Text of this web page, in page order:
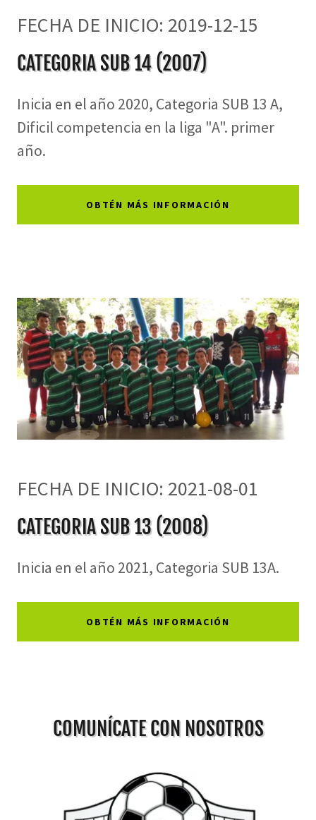
FECHA DE INICIO: 2019-12-15
CATEGORIA SUB 14 (2007)
Inicia en el año 2020, Categoria SUB 13 A,
Dificil competencia en la liga "A". primer
año.
OBTÉN MÁS INFORMACIÓN
FECHA DE INICIO: 2021-08-01
CATEGORIA SUB 13 (2008)
Inicia en el año 2021, Categoria SUB 13A.
OBTÉN MÁS INFORMACIÓN
COMUNÍCATE CON NOSOTROS